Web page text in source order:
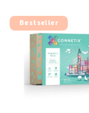
Bestseller